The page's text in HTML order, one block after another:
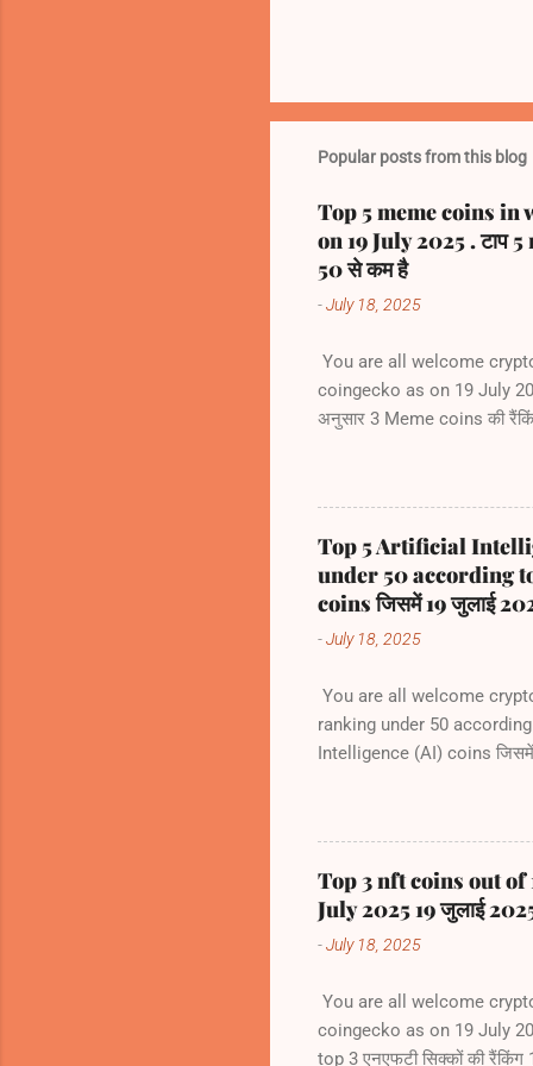
Popular posts from this blog
Top 5 meme coins in
on 19 July 2025 . टाप
50 से कम है
-July 18, 2025
You are all welcome
coingecko as on 19 July
अनुसार 3 Meme coins की
Top 5 Artificial
under 50 according
coins जिसमें 19 जुलाई
-July 18, 2025
You are all welcome
ranking under 50
Intelligence (AI) coins
Top 3 nft coins out
July 2025 19 जुलाई
-July 18, 2025
You are all welcome
coingecko as on 19 July
top 3 एनएफटी सिक्कों की